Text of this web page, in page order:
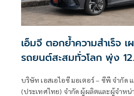
เอ็มจี ตอกย้ำความสำเร็จ
รถยนต์สะสมทั่วโลก พุ่ง
บริษัท เอสเอไอซี มอเตอร์ – ซีพี จำกัด
(ประเทศไทย) จำกัด ผู้ผลิตและผู้จำหน่